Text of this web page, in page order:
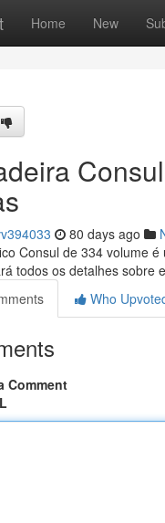
Home New
80 days ago
Consul de 334 volume
todos os detalhes sobre
Who
Comment